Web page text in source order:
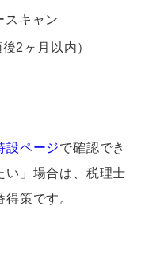
スキャン
2ヶ月以内）
設ページで確認でき
い」場合は、税理士
策です。